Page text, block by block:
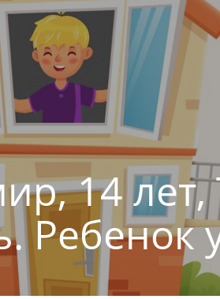
14 лет,
Ребенок